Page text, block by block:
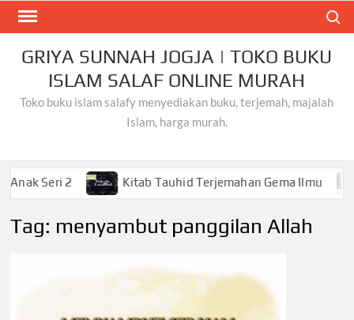
Skip
contentGRIYA SUNNAH JOGJA | TOKO BUKU
ISLAM SALAF ONLINE MURAH
Toko buku islam salafy menyediakan buku, terjemah, majalah
Islam, harga murah.
2 Kitab Tauhid Terjemahan Gema Ilmu
Tag: menyambut panggilan Allah